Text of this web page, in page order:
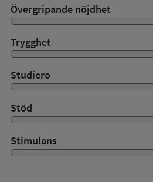
Övergripande nöjdhet
Trygghet
Studiero
Stöd
Stimulans